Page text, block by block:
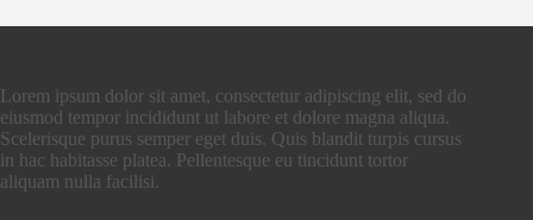
Lorem ipsum dolor sit amet, consectetur adipiscing elit, sed do
eiusmod tempor incididunt ut labore et dolore magna aliqua.
Scelerisque purus semper eget duis. Quis blandit turpis cursus
in hac habitasse platea. Pellentesque eu tincidunt tortor
aliquam nulla facilisi.